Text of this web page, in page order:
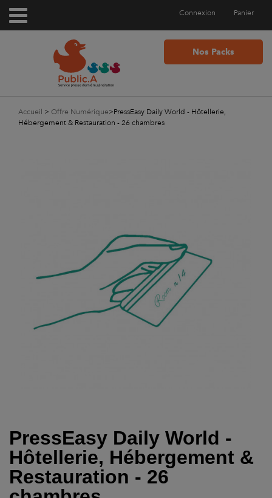
Panier
Connexion
Nos Packs
Accueil > Offre Numérique>PressEasy Daily World - Hôtellerie,
Hébergement & Restauration - 26 chambres
PressEasy Daily World -
Hôtellerie, Hébergement &
Restauration - 26